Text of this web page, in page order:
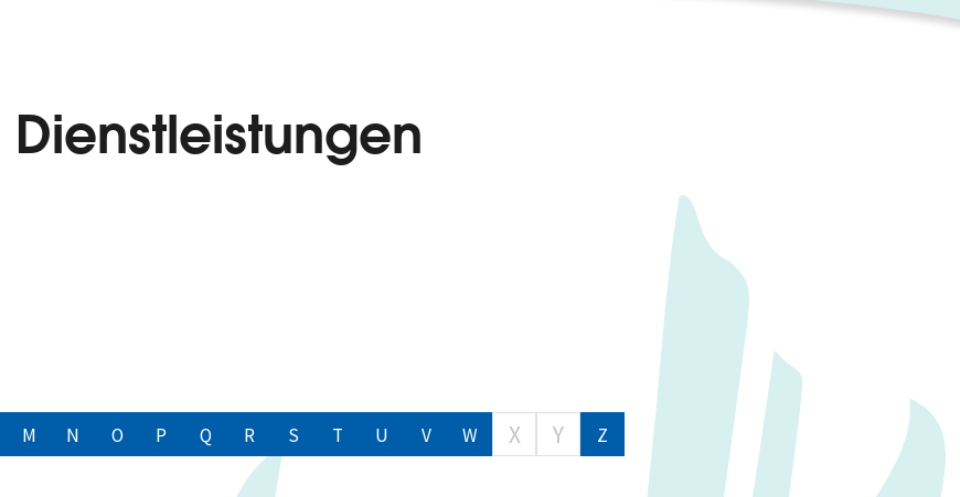
Dienstleistungen
M N O P Q R S T U V W X Y Z